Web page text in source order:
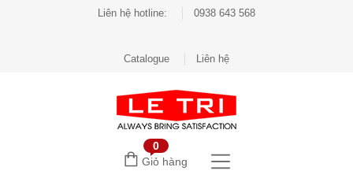
Liên hệ hotline: 0938 643 568
Catalogue Liên hệ
0
Giỏ hàng